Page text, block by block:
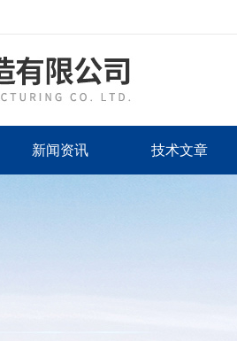
新闻资讯 技术文章